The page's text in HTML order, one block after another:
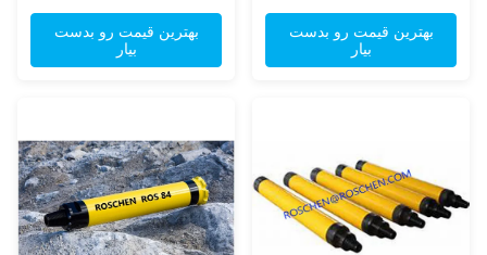
بهترین قیمت رو بدست
بیار
بهترین قیمت رو بدست
بیار